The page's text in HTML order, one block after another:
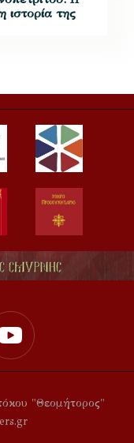
ιστορία της
"Θεομήτορος"